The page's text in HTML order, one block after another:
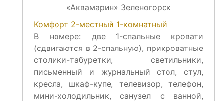
Комфорт 2-местный 1-комнатный
В номере: две 1-спальные кровати
(сдвигаются в 2-спальную), прикроватные
столики-табуретки, светильники,
письменный и журнальный стол, стул,
кресла, шкаф-купе, телевизор, телефон,
мини-холодильник, санузел с ванной,